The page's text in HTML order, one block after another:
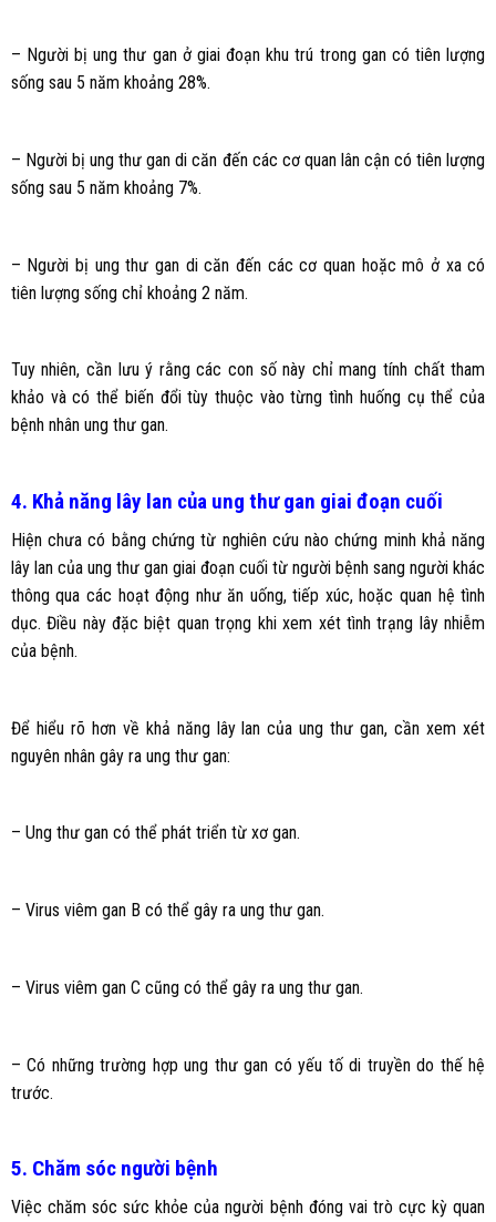
– Người bị ung thư gan ở giai đoạn khu trú trong gan có tiên lượng
sống sau 5 năm khoảng 28%.
– Người bị ung thư gan di căn đến các cơ quan lân cận có tiên lượng
sống sau 5 năm khoảng 7%.
– Người bị ung thư gan di căn đến các cơ quan hoặc mô ở xa có
tiên lượng sống chỉ khoảng 2 năm.
Tuy nhiên, cần lưu ý rằng các con số này chỉ mang tính chất tham
khảo và có thể biến đổi tùy thuộc vào từng tình huống cụ thể của
bệnh nhân ung thư gan.
4. Khả năng lây lan của ung thư gan giai đoạn cuối
Hiện chưa có bằng chứng từ nghiên cứu nào chứng minh khả năng
lây lan của ung thư gan giai đoạn cuối từ người bệnh sang người khác
thông qua các hoạt động như ăn uống, tiếp xúc, hoặc quan hệ tình
dục. Điều này đặc biệt quan trọng khi xem xét tình trạng lây nhiễm
của bệnh.
Để hiểu rõ hơn về khả năng lây lan của ung thư gan, cần xem xét
nguyên nhân gây ra ung thư gan:
– Ung thư gan có thể phát triển từ xơ gan.
– Virus viêm gan B có thể gây ra ung thư gan.
– Virus viêm gan C cũng có thể gây ra ung thư gan.
– Có những trường hợp ung thư gan có yếu tố di truyền do thế hệ
trước.
5. Chăm sóc người bệnh
Việc chăm sóc sức khỏe của người bệnh đóng vai trò cực kỳ quan